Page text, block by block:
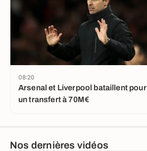
Arsenal et Liverpool bataillent pour
un transfert à 70M€
08:20
Nos dernières vidéos